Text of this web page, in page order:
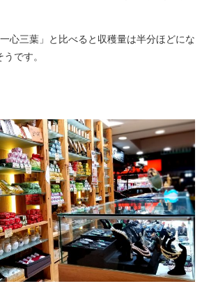
心三葉」と比べると収穫量は半分ほどにな
です。